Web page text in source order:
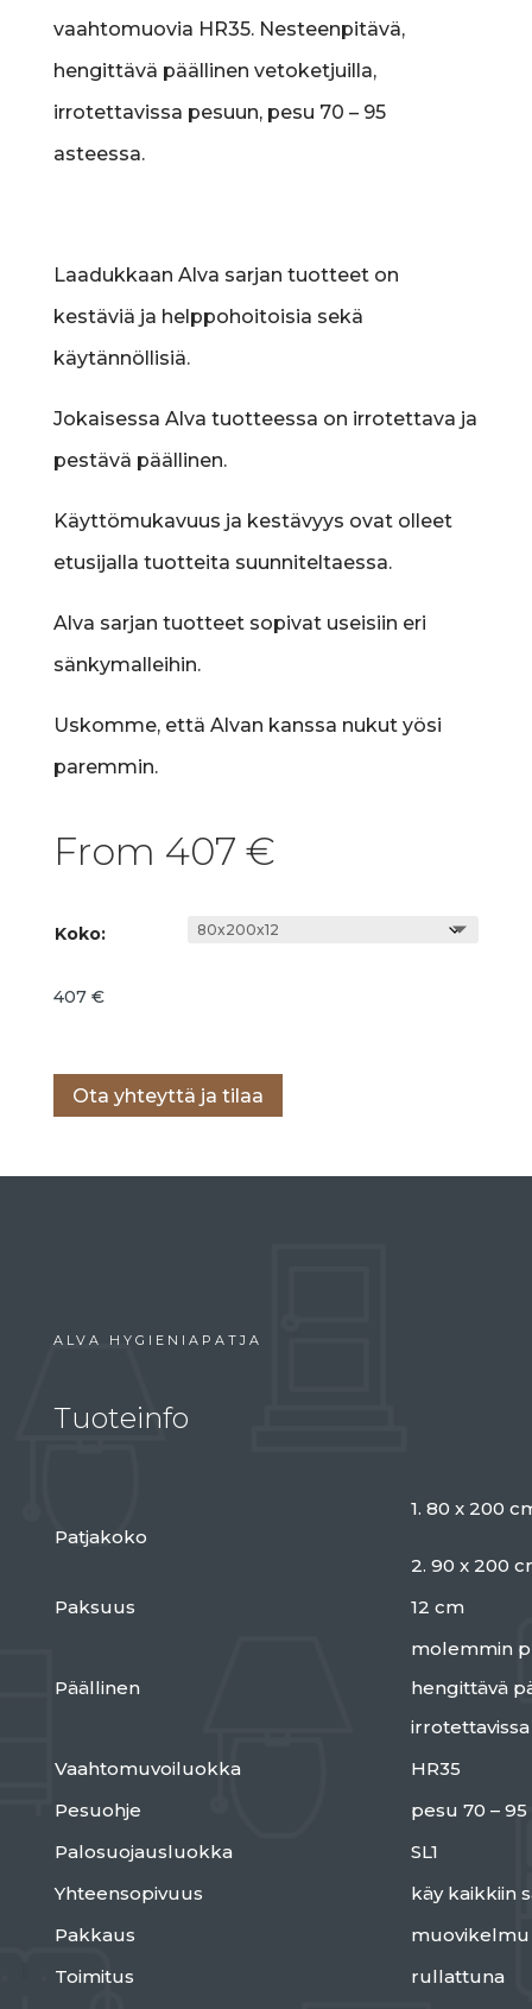
vaahtomuovia HR35. Nesteenpitävä,
hengittävä päällinen vetoketjuilla,
irrotettavissa pesuun, pesu 70 – 95
asteessa.
Laadukkaan Alva sarjan tuotteet on
kestäviä ja helppohoitoisia sekä
käytännöllisiä.
Jokaisessa Alva tuotteessa on irrotettava ja
pestävä päällinen.
Käyttömukavuus ja kestävyys ovat olleet
etusijalla tuotteita suunniteltaessa.
Alva sarjan tuotteet sopivat useisiin eri
sänkymalleihin.
Uskomme, että Alvan kanssa nukut yösi
paremmin.
From 407 €
Koko:
407 €
Ota yhteyttä ja tilaa
ALVA HYGIENIAPATJA
Tuoteinfo
Patjakoko
1. 80 x 200
2. 90 x 200
Paksuus
12 cm
Päällinen
molemmin
hengittävä
Vaahtomuvoiluokka
HR35
Pesuohje
pesu 70 –
Palosuojausluokka
SL1
Yhteensopivuus
käy kaikkiin
Pakkaus
muovikelmu
Toimitus
rullattuna